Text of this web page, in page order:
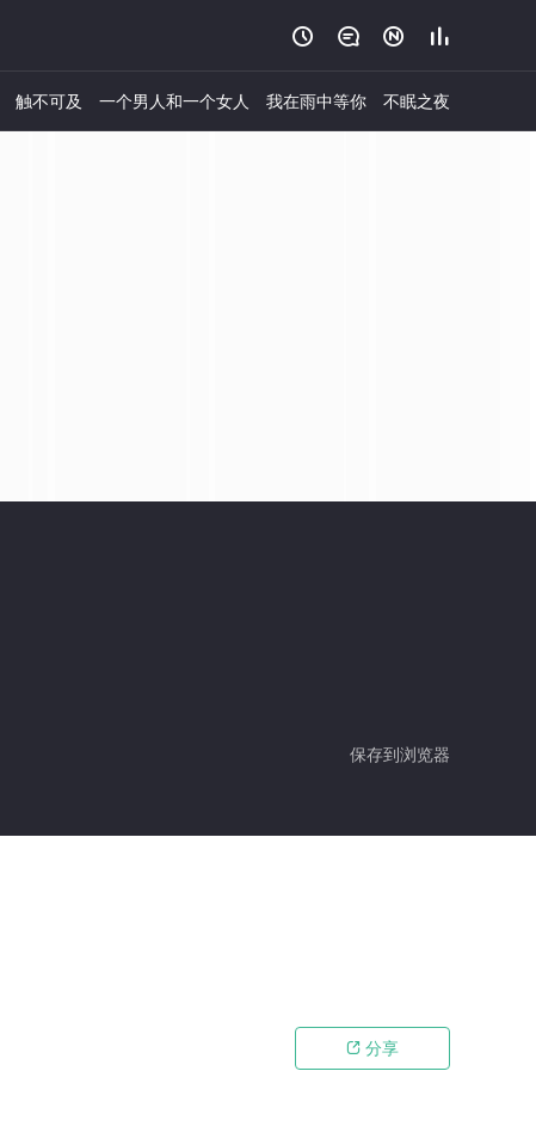
   
触不可及 一个男人和一个女人 我在雨中等你 不眠之夜
保存到浏览器
 分享